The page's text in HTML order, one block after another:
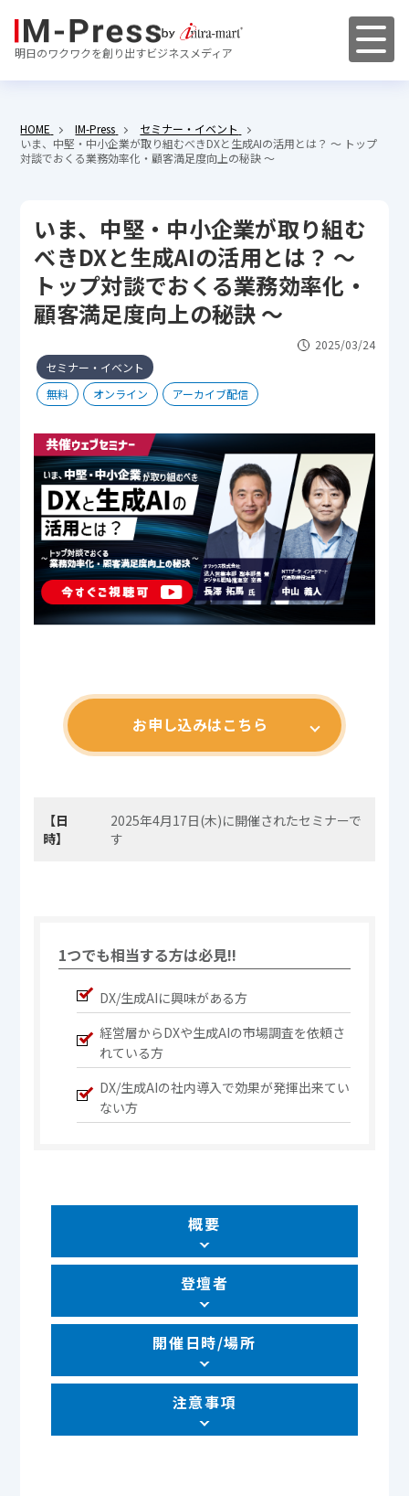
明日のワクワクを創り出すビジネスメディア
HOME IM-Press
セミナー・イベント
いま、中堅・中小企業が取り組むべきDXと生成AIの活用とは？ ～ トップ
対談でおくる業務効率化・顧客満足度向上の秘訣 ～
いま、中堅・中小企業が取り組む
べきDXと生成AIの活用とは？ ～
トップ対談でおくる業務効率化・
顧客満足度向上の秘訣 ～
2025/03/24
セミナー・イベント
無料
オンライン アーカイブ配信
お申し込みはこちら
【日
時】
2025年4月17日(木)に開催されたセミナーで
す
1つでも相当する方は必見!!
DX/生成AIに興味がある方
経営層からDXや生成AIの市場調査を依頼さ
れている方
DX/生成AIの社内導入で効果が発揮出来てい
ない方
概要
登壇者
開催日時/場所
注意事項